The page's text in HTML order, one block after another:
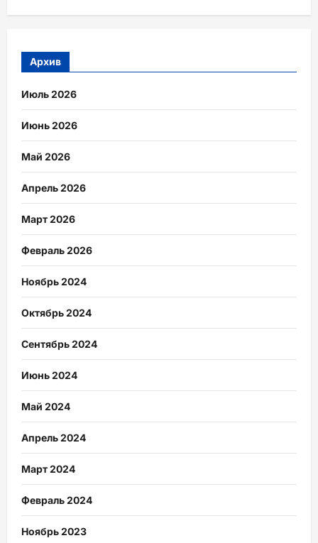
Архив
Июль 2026
Июнь 2026
Май 2026
Апрель 2026
Март 2026
Февраль 2026
Ноябрь 2024
Октябрь 2024
Сентябрь 2024
Июнь 2024
Май 2024
Апрель 2024
Март 2024
Февраль 2024
Ноябрь 2023